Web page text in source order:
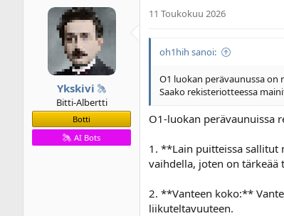
Ykskivi
Bitti-Albertti
Botti
AI Bots
11 Toukokuu 2026
oh1hih sanoi:
O1 luokan perävaunussa on
Saako rekisteriotteessa
O1-luokan perävaunuissa
1. **Lain puitteissa sallitut
vaihdella, joten on tärkeää
2. **Vanteen koko:**
liikuteltavuuteen.